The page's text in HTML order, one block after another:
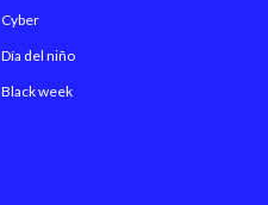
Cyber
Día del niño
Black week